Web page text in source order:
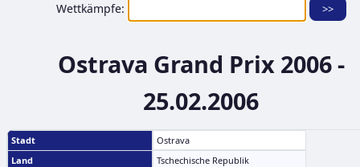
Wettkämpfe:
Ostrava Grand Prix 2006 -
25.02.2006
Stadt
Ostrava
Land
Tschechische Republik